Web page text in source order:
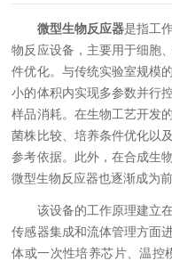
微型生物反应器是指工
物反应设备，主要用于细胞
件优化。与传统实验室规模
小的体积内实现多参数并行
样品消耗。在生物工艺开发
菌株比较、培养条件优化以
参考依据。此外，在合成生
微型生物反应器也逐渐成为
该设备的工作原理建立在
传感器集成和流体管理方面
体或一次性培养芯片、温控